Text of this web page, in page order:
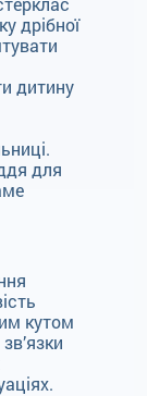
дрібної
дитину
для
кутом